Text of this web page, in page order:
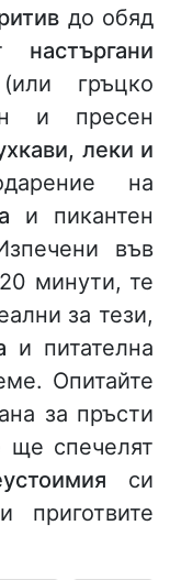
до обяд
настъргани
гръцко
и пресен
леки и
на
и пикантен
във
минути, те
за тези,
и питателна
Опитайте
за пръсти
ще спечелят
си